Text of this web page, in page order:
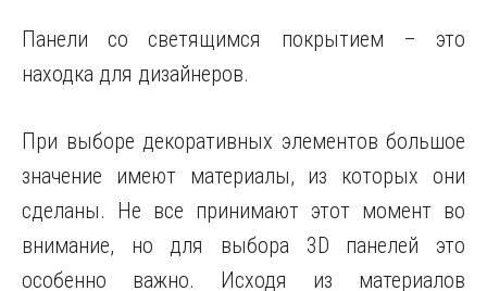
Панели со светящимся покрытием – это
находка для дизайнеров.
При выборе декоративных элементов большое
значение имеют материалы, из которых они
сделаны. Не все принимают этот момент во
внимание, но для выбора 3D панелей это
особенно важно. Исходя из материалов